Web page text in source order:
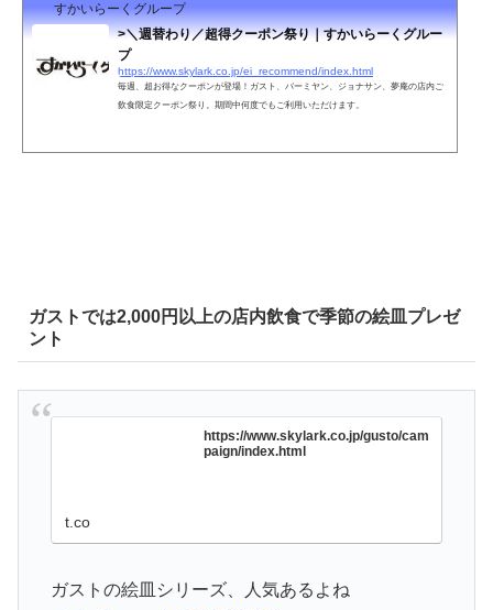
すかいらーくグループ
>＼週替わり／超得クーポン祭り｜すかいらーくグルー
プ
https://www.skylark.co.jp/ei_recommend/index.html
毎週、超お得なクーポンが登場！ガスト、バーミヤン、ジョナサン、夢庵の店内ご
飲食限定クーポン祭り。期間中何度でもご利用いただけます。
ガストでは2,000円以上の店内飲食で季節の絵皿プレゼ
ント
https://www.skylark.co.jp/gusto/cam
paign/index.html
t.co
ガストの絵皿シリーズ、人気あるよね